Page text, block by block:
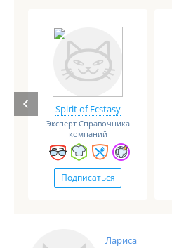
Spirit of Ecstasy
Эксперт Справочника
компаний
Подписаться
Лариса